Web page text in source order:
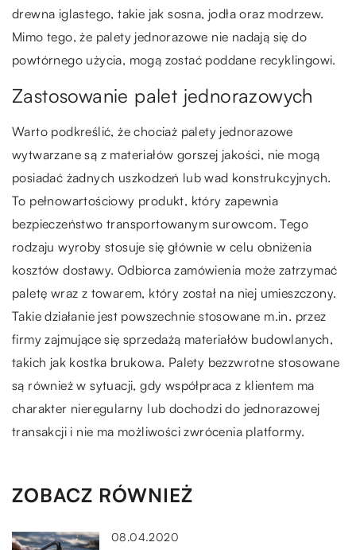
drewna iglastego, takie jak sosna, jodła oraz modrzew.
Mimo tego, że palety jednorazowe nie nadają się do
powtórnego użycia, mogą zostać poddane recyklingowi.
Zastosowanie palet jednorazowych
Warto podkreślić, że chociaż palety jednorazowe
wytwarzane są z materiałów gorszej jakości, nie mogą
posiadać żadnych uszkodzeń lub wad konstrukcyjnych.
To pełnowartościowy produkt, który zapewnia
bezpieczeństwo transportowanym surowcom. Tego
rodzaju wyroby stosuje się głównie w celu obniżenia
kosztów dostawy. Odbiorca zamówienia może zatrzymać
paletę wraz z towarem, który został na niej umieszczony.
Takie działanie jest powszechnie stosowane m.in. przez
firmy zajmujące się sprzedażą materiałów budowlanych,
takich jak kostka brukowa. Palety bezzwrotne stosowane
są również w sytuacji, gdy współpraca z klientem ma
charakter nieregularny lub dochodzi do jednorazowej
transakcji i nie ma możliwości zwrócenia platformy.
ZOBACZ RÓWNIEŻ
08.04.2020